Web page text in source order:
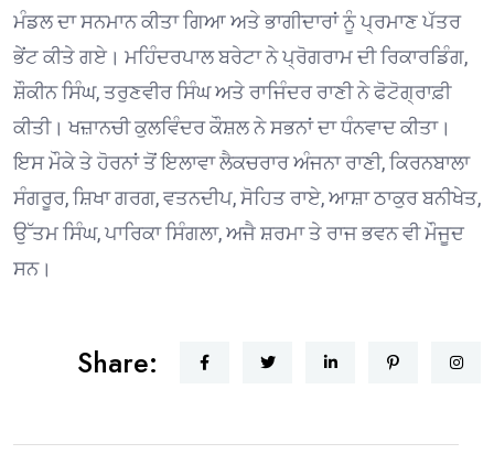
ਮੰਡਲ ਦਾ ਸਨਮਾਨ ਕੀਤਾ ਗਿਆ ਅਤੇ ਭਾਗੀਦਾਰਾਂ ਨੂੰ ਪ੍ਰਮਾਣ ਪੱਤਰ
ਭੇਂਟ ਕੀਤੇ ਗਏ। ਮਹਿੰਦਰਪਾਲ ਬਰੇਟਾ ਨੇ ਪ੍ਰੋਗਰਾਮ ਦੀ ਰਿਕਾਰਡਿੰਗ,
ਸ਼ੌਕੀਨ ਸਿੰਘ, ਤਰੁਣਵੀਰ ਸਿੰਘ ਅਤੇ ਰਾਜਿੰਦਰ ਰਾਣੀ ਨੇ ਫੋਟੋਗ੍ਰਾਫ਼ੀ
ਕੀਤੀ। ਖਜ਼ਾਨਚੀ ਕੁਲਵਿੰਦਰ ਕੌਸ਼ਲ ਨੇ ਸਭਨਾਂ ਦਾ ਧੰਨਵਾਦ ਕੀਤਾ।
ਇਸ ਮੌਕੇ ਤੇ ਹੋਰਨਾਂ ਤੋਂ ਇਲਾਵਾ ਲੈਕਚਰਾਰ ਅੰਜਨਾ ਰਾਣੀ, ਕਿਰਨਬਾਲਾ
ਸੰਗਰੂਰ, ਸ਼ਿਖਾ ਗਰਗ, ਵਤਨਦੀਪ, ਸੋਹਿਤ ਰਾਏ, ਆਸ਼ਾ ਠਾਕੁਰ ਬਨੀਖੇਤ,
ਉੱਤਮ ਸਿੰਘ, ਪਾਰਿਕਾ ਸਿੰਗਲਾ, ਅਜੈ ਸ਼ਰਮਾ ਤੇ ਰਾਜ ਭਵਨ ਵੀ ਮੌਜੂਦ
ਸਨ।
Share: